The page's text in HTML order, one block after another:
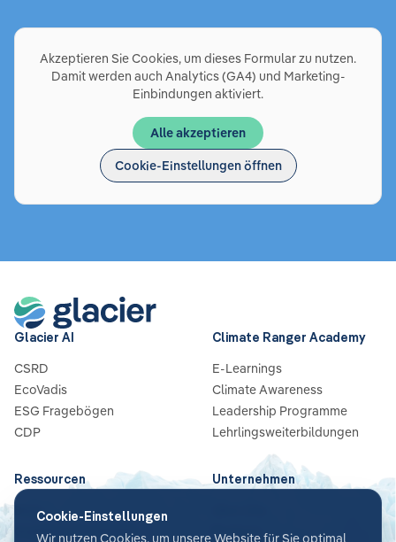
Akzeptieren Sie Cookies, um dieses Formular zu nutzen.
Damit werden auch Analytics (GA4) und Marketing-
Einbindungen aktiviert.
Alle akzeptieren
Cookie-Einstellungen öffnen
Glacier AI
CSRD
EcoVadis
ESG Fragebögen
CDP
Climate Ranger Academy
E-Learnings
Climate Awareness
Leadership Programme
Lehrlingsweiterbildungen
Ressourcen
Blog
Guides & Checklisten
Unternehmen
Partners
Cookie-Einstellungen
Wir nutzen Cookies, um unsere Website für Sie optimal